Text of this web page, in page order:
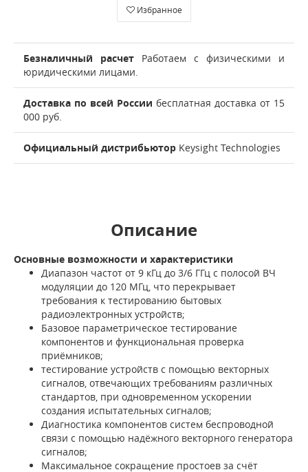
Избранное
Безналичный расчет Работаем с физическими и
юридическими лицами.
Доставка по всей России бесплатная доставка от 15
000 руб.
Официальный дистрибьютор Keysight Technologies
Описание
Основные возможности и характеристики
Диапазон частот от 9 кГц до 3/6 ГГц с полосой ВЧ
модуляции до 120 МГц, что перекрывает
требования к тестированию бытовых
радиоэлектронных устройств;
Базовое параметрическое тестирование
компонентов и функциональная проверка
приёмников;
тестирование устройств с помощью векторных
сигналов, отвечающих требованиям различных
стандартов, при одновременном ускорении
создания испытательных сигналов;
Диагностика компонентов систем беспроводной
связи с помощью надёжного векторного генератора
сигналов;
Максимальное сокращение простоев за счёт